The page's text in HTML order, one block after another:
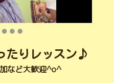
たりレッスン♪
など大歓迎^o^